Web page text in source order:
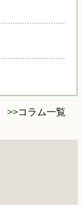
>>コラム一覧